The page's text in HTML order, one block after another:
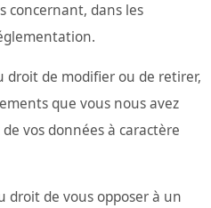
concernant, dans les
droit de modifier ou de retirer,
que vous nous avez
vos données à caractère
droit de vous opposer à un